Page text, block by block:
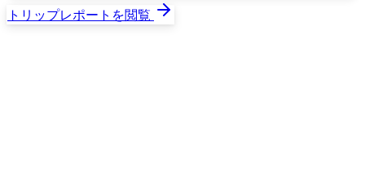
トリップレポートを閲覧